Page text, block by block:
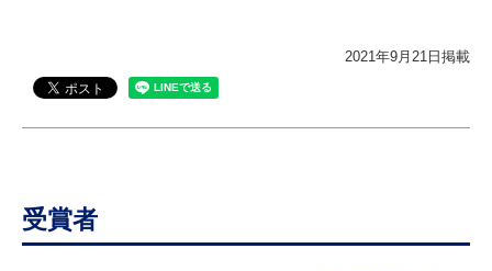
研究・教員Navi
受験生
企業・研究者
地域・一般
2021年9月21日掲載
受賞者